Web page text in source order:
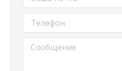
Телефон
Сообщение